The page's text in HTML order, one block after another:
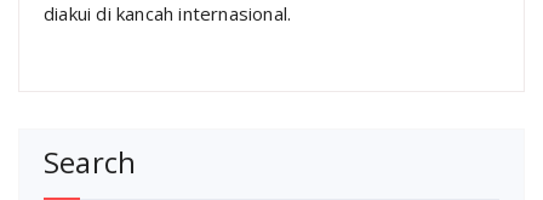
diakui di kancah internasional.
Search